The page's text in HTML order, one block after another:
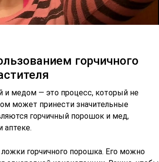
горчичного
и медом — это процесс, который не
может принести значительные
горчичный порошок и мед,
аптеке.
горчичного порошка. Его можно